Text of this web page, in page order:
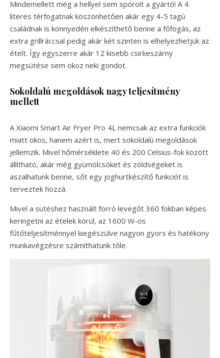
Mindemellett még a hellyel sem spórolt a gyártó! A 4
literes térfogatnak köszönhetően akár egy 4-5 tagú
családnak is könnyedén elkészíthető benne a főfogás, az
extra grillráccsal pedig akár két szinten is elhelyezhetjük az
ételt. Így egyszerre akár 12 kisebb csirkeszárny
megsütése sem okoz neki gondot.
Sokoldalú megoldások nagy teljesítmény
mellett
A Xiaomi Smart Air Fryer Pro 4L nemcsak az extra funkciók
miatt okos, hanem azért is, mert sokoldalú megoldások
jellemzik. Mivel hőmérséklete 40 és 200 Celsius-fok között
állítható, akár még gyümölcsöket és zöldségeket is
aszalhatunk benne, sőt egy joghurtkészítő funkciót is
terveztek hozzá.
Mivel a sütéshez használt forró levegőt 360 fokban képes
keringetni az ételek körül, az 1600 W-os
fűtőteljesítménnyel kiegészülve nagyon gyors és hatékony
munkavégzésre számíthatunk tőle.